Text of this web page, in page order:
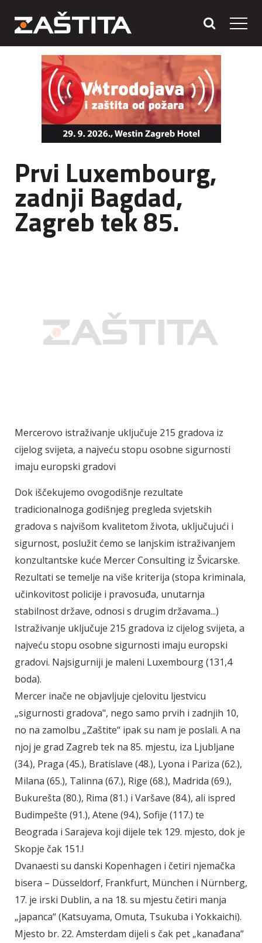
Prvi Luxembourg,
zadnji Bagdad,
Zagreb tek 85.
Mercerovo istraživanje uključuje 215 gradova iz
cijelog svijeta, a najveću stopu osobne sigurnosti
imaju europski gradovi
Dok iščekujemo ovogodišnje rezultate
tradicionalnoga godišnjeg pregleda svjetskih
gradova s najvišom kvalitetom života, uključujući i
sigurnost, poslužit ćemo se lanjskim istraživanjem
konzultantske kuće Mercer Consulting iz Švicarske.
Rezultati se temelje na više kriterija (stopa kriminala,
učinkovitost policije i pravosuđa, unutarnja
stabilnost države, odnosi s drugim državama...)
Istraživanje uključuje 215 gradova iz cijelog svijeta, a
najveću stopu osobne sigurnosti imaju europski
gradovi. Najsigurniji je maleni Luxembourg (131,4
boda).
Mercer inače ne objavljuje cjelovitu ljestvicu
„sigurnosti gradova", nego samo prvih i zadnjih 10,
no na zamolbu „Zaštite“ ipak su nam je poslali. A na
njoj je grad Zagreb tek na 85. mjestu, iza Ljubljane
(34.), Praga (45.), Bratislave (48.), Lyona i Pariza (62.),
Milana (65.), Talinna (67.), Rige (68.), Madrida (69.),
Bukurešta (80.), Rima (81.) i Varšave (84.), ali ispred
Budimpešte (91.), Atene (94.), Sofije (117.) te
Beograda i Sarajeva koji dijele tek 129. mjesto, dok je
Skopje čak 151.!
Dvanaesti su danski Kopenhagen i četiri njemačka
bisera – Düsseldorf, Frankfurt, München i Nürnberg,
17. je irski Dublin, a na 18. su mjestu četiri manja
„japanca“ (Katsuyama, Omuta, Tsukuba i Yokkaichi).
Mjesto br. 22. Amsterdam dijeli s čak pet „kanađana“